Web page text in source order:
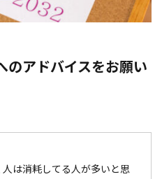
のアドバイスをお願い
は消耗してる人が多いと思